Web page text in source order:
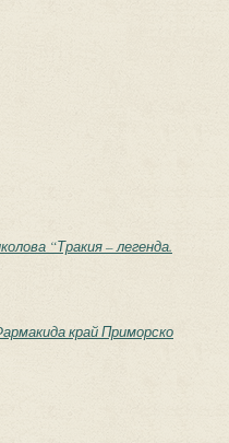
“Тракия – легенда.
край Приморско